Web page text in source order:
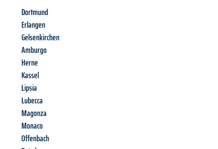
Dortmund
Erlangen
Gelsenkirchen
Amburgo
Herne
Kassel
Lipsia
Lubecca
Magonza
Monaco
Offenbach